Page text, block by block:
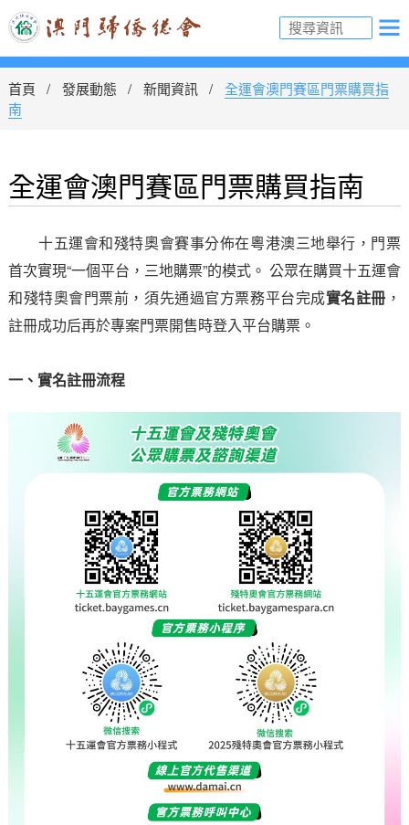
首頁 發展動態 新聞資訊
全運會澳門賽區門票購買指
南
全運會澳門賽區門票購買指南
十五運會和殘特奧會賽事分佈在粵港澳三地舉行，門票
首次實現“一個平台，三地購票”的模式。 公眾在購買十五運會
和殘特奧會門票前，須先通過官方票務平台完成實名註冊 ，
註冊成功后再於專案門票開售時登入平台購票。
一、實名註冊流程